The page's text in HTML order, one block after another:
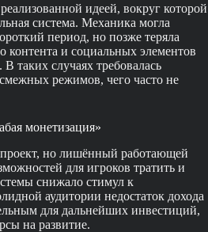
идеей, вокруг которой
система. Механика могла
период, но позже теряла
контента и социальных элементов
таких случаях требовалась
режимов, чего часто не
монетизация»
но лишённый работающей
для игроков тратить и
снижало стимул к
аудитории недостаток дохода
для дальнейших инвестиций,
на развитие.